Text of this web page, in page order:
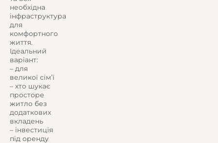
необхідна
інфраструктура
для
комфортного
життя.
Ідеальний
варіант:
– для
великої сім’ї
– хто шукає
просторе
житло без
додаткових
вкладень
– інвестиція
під оренду